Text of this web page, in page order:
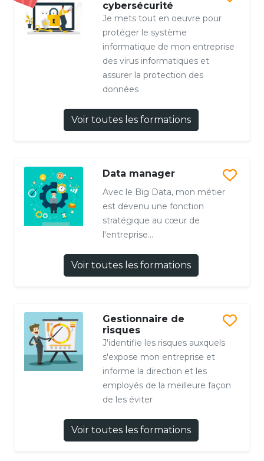
cybersécurité
Je mets tout en oeuvre pour
protéger le système
informatique de mon entreprise
des virus informatiques et
assurer la protection des
données
Voir toutes les formations
Data manager
Avec le Big Data, mon métier
est devenu une fonction
stratégique au cœur de
l'entreprise...
Voir toutes les formations
Gestionnaire de
risques
J'identifie les risques auxquels
s'expose mon entreprise et
informe la direction et les
employés de la meilleure façon
de les éviter
Voir toutes les formations